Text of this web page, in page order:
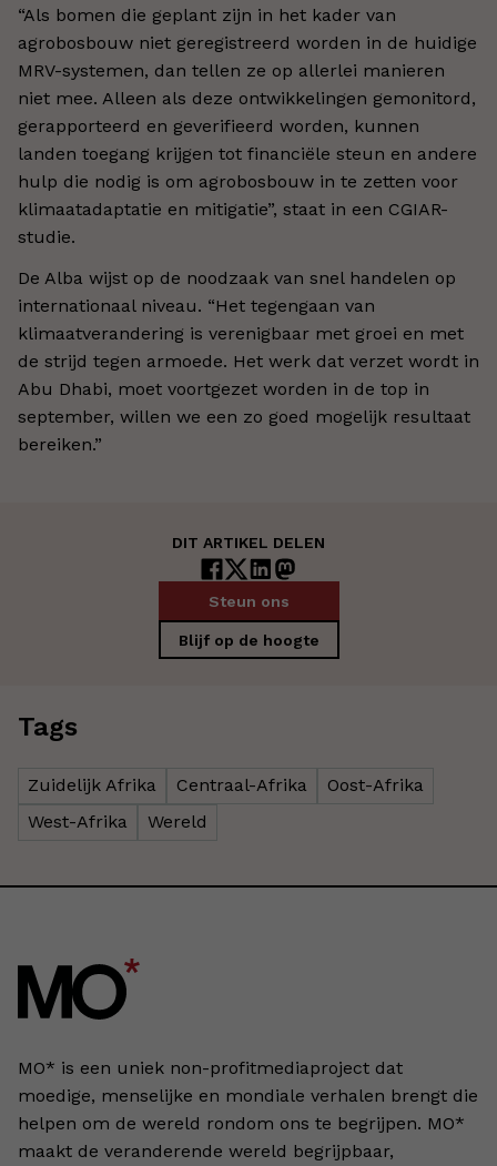
“Als bomen die geplant zijn in het kader van
agrobosbouw niet geregistreerd worden in de huidige
MRV-systemen, dan tellen ze op allerlei manieren
niet mee. Alleen als deze ontwikkelingen gemonitord,
gerapporteerd en geverifieerd worden, kunnen
landen toegang krijgen tot financiële steun en andere
hulp die nodig is om agrobosbouw in te zetten voor
klimaatadaptatie en mitigatie”, staat in een CGIAR-
studie.
De Alba wijst op de noodzaak van snel handelen op
internationaal niveau. “Het tegengaan van
klimaatverandering is verenigbaar met groei en met
de strijd tegen armoede. Het werk dat verzet wordt in
Abu Dhabi, moet voortgezet worden in de top in
september, willen we een zo goed mogelijk resultaat
bereiken.”
DIT ARTIKEL DELEN
Steun ons
Blijf op de hoogte
Tags
Zuidelijk Afrika Centraal-Afrika
Oost-Afrika
West-Afrika
Wereld
MO* is een uniek non-profitmediaproject dat
moedige, menselijke en mondiale verhalen brengt die
helpen om de wereld rondom ons te begrijpen. MO*
maakt de veranderende wereld begrijpbaar,